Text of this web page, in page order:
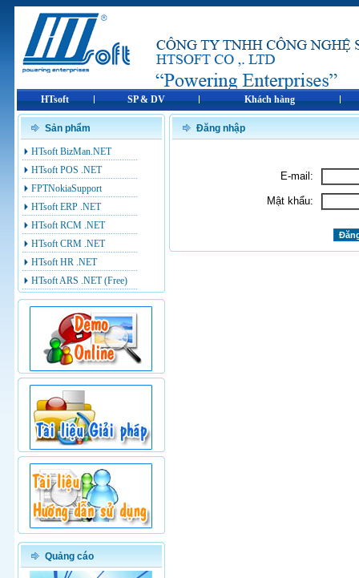
HTsoft SP & DV Khách hàng
Sản phẩm
HTsoft BizMan.NET
HTsoft POS .NET
FPTNokiaSupport
HTsoft ERP .NET
HTsoft RCM .NET
HTsoft CRM .NET
HTsoft HR .NET
HTsoft ARS .NET (Free)
Quảng cáo
Đăng nhập
E-mail:
Mật khẩu: